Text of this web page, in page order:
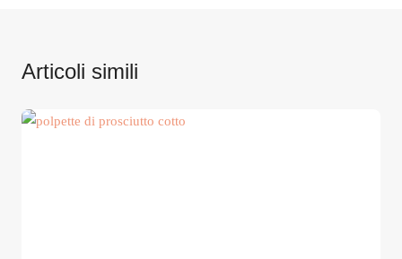
Articoli simili